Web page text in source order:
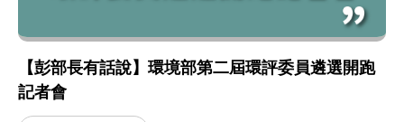
【彭部長有話說】環境部第二屆環評委員遴選開跑
記者會